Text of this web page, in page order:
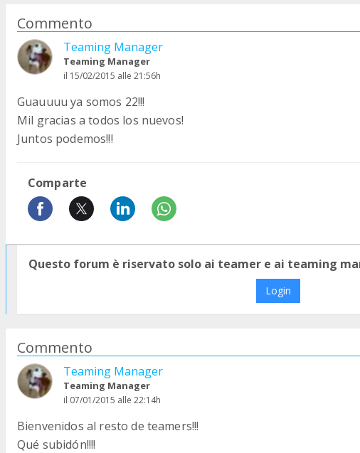
Commento
Teaming Manager
Teaming Manager
il 15/02/2015 alle 21:56h
Guauuuu ya somos 22!!!
Mil gracias a todos los nuevos!
Juntos podemos!!!
Comparte
Questo forum è riservato solo ai teamer e ai teaming
Login
Commento
Teaming Manager
Teaming Manager
il 07/01/2015 alle 22:14h
Bienvenidos al resto de teamers!!!
Qué subidón!!!!